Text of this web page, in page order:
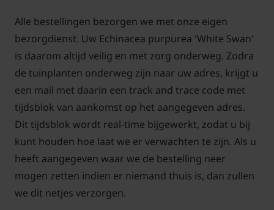
Echinacea White Swan in het voorjaar snel nieuwe
scheuten kan maken en zo niet wordt verdrongen
door andere planten.
Veelgestelde vragen over Echinacea
purpurea 'White Swan'
Moet men de uitgebloeide bloemen
van de Echinacea purpurea 'White
Swan' terug snoeien na de bloei?
Antwoord: De bloemen van de Echinacea purpurea
'White Swan', Zonnehoed mag men na het bloeien
Alle bestellingen bezorgen we met onze eigen
bezorgdienst. Uw Echinacea purpurea 'White Swan'
is daarom altijd veilig en met zorg onderweg. Zodra
de tuinplanten onderweg zijn naar uw adres, krijgt u
een mail met daarin een track and trace code met
tijdsblok van aankomst op het aangegeven adres.
Dit tijdsblok wordt real-time bijgewerkt, zodat u bij
kunt houden hoe laat we er verwachten te zijn. Als u
heeft aangegeven waar we de bestelling neer
mogen zetten indien er niemand thuis is, dan zullen
we dit netjes verzorgen.